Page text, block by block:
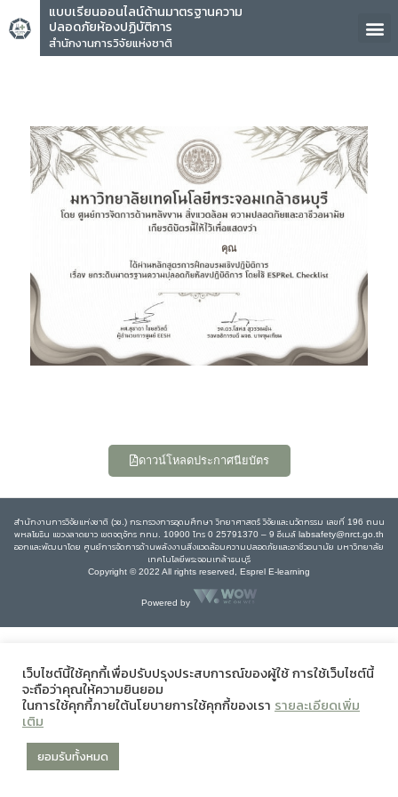
แบบเรียนออนไลน์ด้านมาตรฐานความ
ปลอดภัยห้องปฏิบัติการ
สำนักงานการวิจัยแห่งชาติ
คุณ
ดาวน์โหลดประกาศนียบัตร
สำนักงานการวิจัยแห่งชาติ (วช.) กระทรวงการอุดมศึกษา วิทยาศาสตร์ วิจัยและนวัตกรรม เลขที่ 196 ถนน
พหลโยธิน แขวงลาดยาว เขตจตุจักร กทม. 10900 โทร 0 25791370 – 9 อีเมล์ labsafety@nrct.go.th
ออกและพัฒนาโดย ศูนย์การจัดการด้านพลังงานสิ่งแวดล้อมความปลอดภัยและอาชีวอนามัย มหาวิทยาลัย
เทคโนโลยีพระจอมเกล้าธนบุรี
Copyright © 2022 All rights reserved, Esprel E-learning
Powered by
เว็บไซต์นี้ใช้คุกกี้เพื่อปรับปรุงประสบการณ์ของผู้ใช้ การใช้เว็บไซต์นี้
จะถือว่าคุณให้ความยินยอม
ในการใช้คุกกี้ภายใต้นโยบายการใช้คุกกี้ของเรา รายละเอียดเพิ่ม
เติม
ยอมรับทั้งหมด